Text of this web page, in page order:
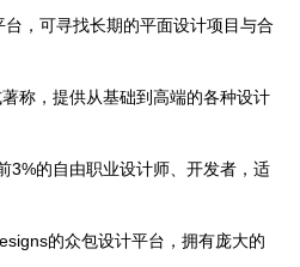
台，可寻找长期的平面设计项目与合
著称，提供从基础到高端的各种设计
3%的自由职业设计师、开发者，适
的众包设计平台，拥有庞大的